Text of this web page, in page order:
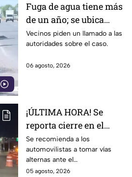
Fuga de agua tiene más
de un año; se ubica
rumbo a la salida a
Cuerámaro
Vecinos piden un llamado a las
autoridades sobre el caso.
06 agosto, 2026
¡ÚLTIMA HORA! Se
reporta cierre en el
Distribuidor Juan
Pablo II en León; esto
sabemos
Se recomienda a los
automovilistas a tomar vías
alternas ante el
congestionamiento que se
05 agosto, 2026